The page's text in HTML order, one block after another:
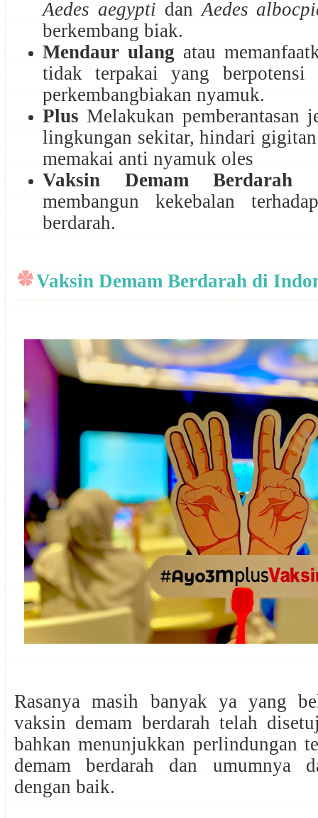
Aedes aegypti danAedes
berkembang biak.
Mendaur ulang atau
tidak terpakai yang berpotensi
perkembangbiakan nyamuk.
Plus Melakukan pemberantasan
lingkungan sekitar, hindari
memakai anti nyamuk oles
Vaksin Demam Berdarah
membangun kekebalan
berdarah.
Vaksin Demam Berdarah di
Rasanya masih banyak ya yang
vaksin demam berdarah telah
bahkan menunjukkan perlindungan
demam berdarah dan umumnya
dengan baik.